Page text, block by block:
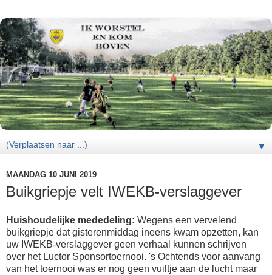
▼
MAANDAG 10 JUNI 2019
Buikgriepje velt IWEKB-verslaggever
Huishoudelijke mededeling: Wegens een vervelend
buikgriepje dat gisterenmiddag ineens kwam opzetten, kan
uw IWEKB-verslaggever geen verhaal kunnen schrijven
over het Luctor Sponsortoernooi. 's Ochtends voor aanvang
van het toernooi was er nog geen vuiltje aan de lucht maar